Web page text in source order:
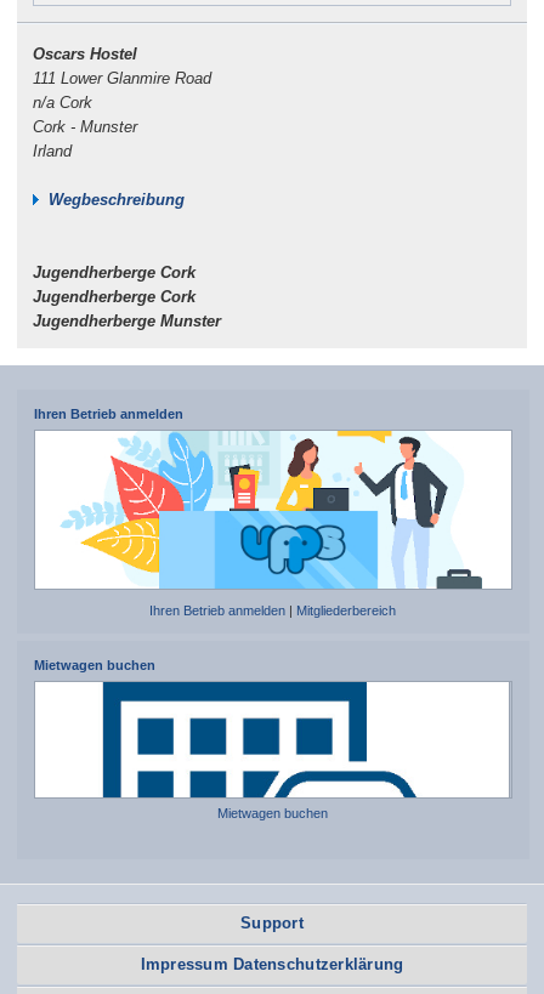
Oscars Hostel
111 Lower Glanmire Road
n/a Cork
Cork - Munster
Irland
Wegbeschreibung
Jugendherberge Cork
Jugendherberge Cork
Jugendherberge Munster
Ihren Betrieb anmelden
Ihren Betrieb anmelden Mitgliederbereich
Mietwagen buchen
Mietwagen buchen
Support
Impressum Datenschutzerklärung